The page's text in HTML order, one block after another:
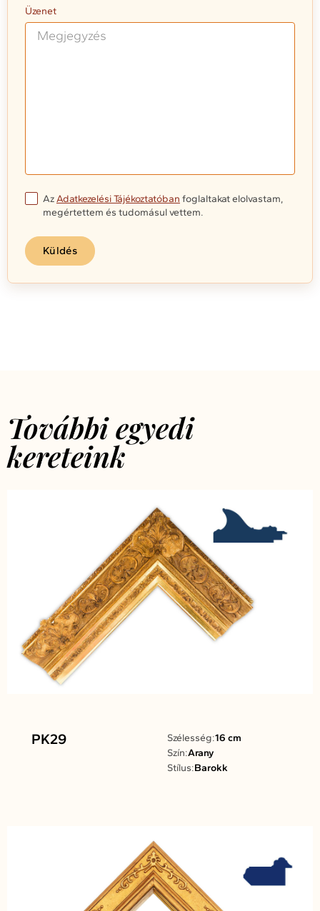
Üzenet
AzAdatkezelési Tájékoztatóban foglaltakat elolvastam,
megértettem és tudomásul vettem.
Küldés
További egyedi
kereteink
PK29 Szélesség:16 cm
Szín:Arany
Stílus:Barokk